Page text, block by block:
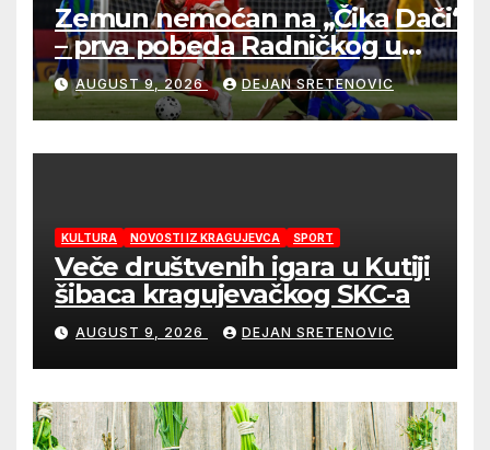
Zemun nemoćan na „Čika Dači“
– prva pobeda Radničkog u
drugom mandatu Feđe Dudića
AUGUST 9, 2026 DEJAN SRETENOVIC
KULTURA NOVOSTI IZ KRAGUJEVCA SPORT
Veče društvenih igara u Kutiji
šibaca kragujevačkog SKC-a
AUGUST 9, 2026 DEJAN SRETENOVIC